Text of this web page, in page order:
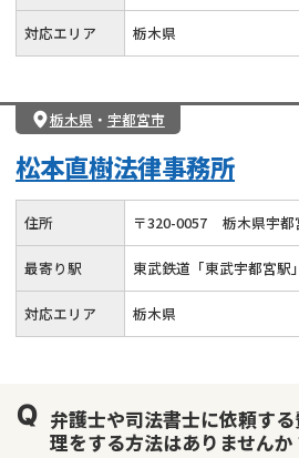
対応エリア 栃木県
栃木県 ・ 宇都宮市
松本直樹法律事務所
住所 〒320-0057 栃木県宇
最寄り駅 東武鉄道「東武宇都宮駅
対応エリア 栃木県
弁護士や司法書士に依頼す
理をする方法はありませんか